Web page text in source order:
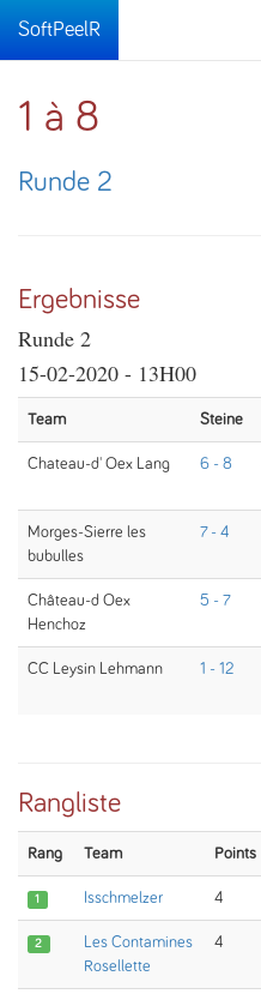
SoftPeelR
1 à 8
Runde 2
Ergebnisse
Runde 2
15-02-2020 - 13H00
Team Steine
Chateau-d' Oex Lang 6 - 8
Morges-Sierre les
bubulles
7 - 4
Château-d Oex
Henchoz
5 - 7
CC Leysin Lehmann 1 - 12
Rangliste
Rang Team Points
1 Isschmelzer 4
2
Les Contamines
Rosellette
4